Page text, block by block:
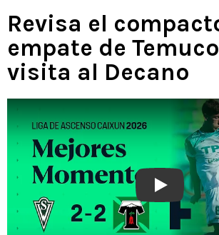
Revisa el
empate de
visita al Decano
Play